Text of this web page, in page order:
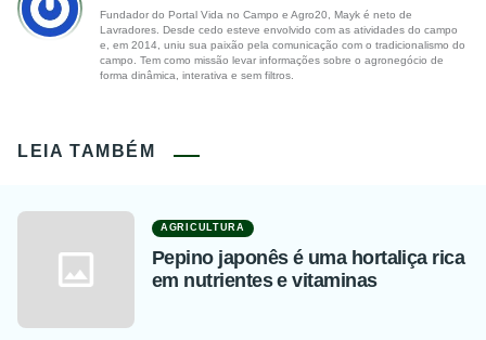
Fundador do Portal Vida no Campo e Agro20, Mayk é neto de
Lavradores. Desde cedo esteve envolvido com as atividades do campo
e, em 2014, uniu sua paixão pela comunicação com o tradicionalismo do
campo. Tem como missão levar informações sobre o agronegócio de
forma dinâmica, interativa e sem filtros.
LEIA TAMBÉM
AGRICULTURA
Pepino japonês é uma hortaliça rica
em nutrientes e vitaminas